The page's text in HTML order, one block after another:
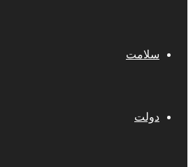
سلامت
دولت